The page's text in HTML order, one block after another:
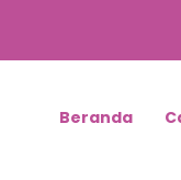
Beranda